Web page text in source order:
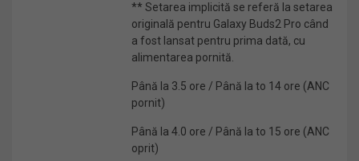
** Setarea implicită se referă la setarea
originală pentru Galaxy Buds2 Pro când
a fost lansat pentru prima dată, cu
alimentarea pornită.
Până la 3.5 ore / Până la to 14 ore (ANC
pornit)
Până la 4.0 ore / Până la to 15 ore (ANC
oprit)